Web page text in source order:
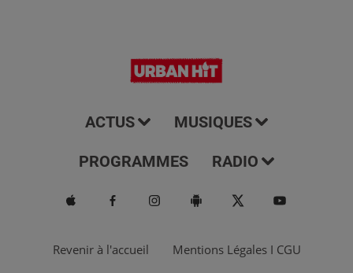
ACTUS MUSIQUES
PROGRAMMES RADIO
Revenir à l'accueil Mentions Légales I CGU